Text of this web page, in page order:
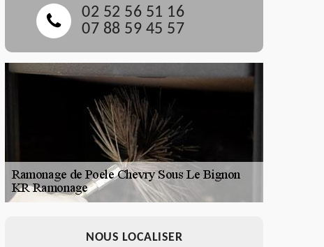
02 52 56 51 16
07 88 59 45 57
NOUS LOCALISER